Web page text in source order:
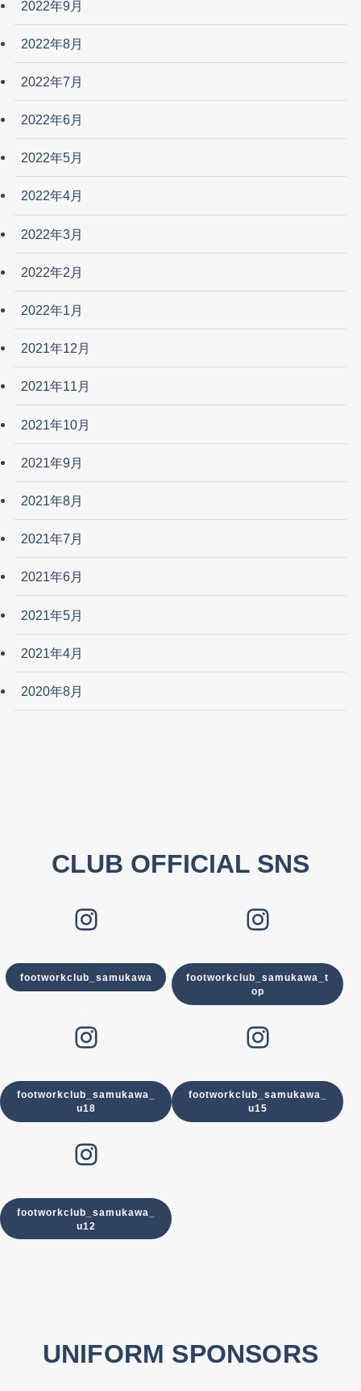
2022年9月
2022年8月
2022年7月
2022年6月
2022年5月
2022年4月
2022年3月
2022年2月
2022年1月
2021年12月
2021年11月
2021年10月
2021年9月
2021年8月
2021年7月
2021年6月
2021年5月
2021年4月
2020年8月
CLUB OFFICIAL SNS
Instagram
footworkclub_samukawa
Instagram
footworkclub_samukawa_t
op
Instagram
footworkclub_samukawa_
u18
Instagram
footworkclub_samukawa_
u15
Instagram
footworkclub_samukawa_
u12
UNIFORM SPONSORS